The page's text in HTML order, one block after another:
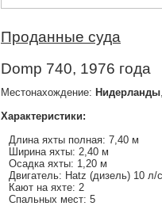
Проданные суда
Domp 740, 1976 года
Местонахождение: Нидерланды
Характеристики:
Длина яхты полная: 7,40 м
Ширина яхты: 2,40 м
Осадка яхты: 1,20 м
Двигатель: Hatz (дизель) 10 л/с
Кают на яхте: 2
Спальных мест: 5